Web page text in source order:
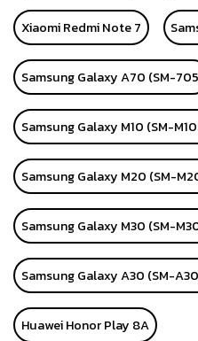
Xiaomi Redmi Note 7
Samsung Galaxy A70 (SM-
Samsung Galaxy M10 (SM-
Samsung Galaxy M20 (SM-
Samsung Galaxy M30 (SM-
Samsung Galaxy A30 (SM-
Huawei Honor Play 8A